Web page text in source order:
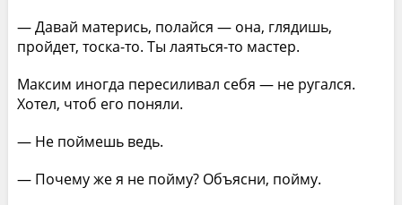
— Давай матерись, полайся — она, глядишь,
пройдет, тоска-то. Ты лаяться-то мастер.
Максим иногда пересиливал себя — не ругался.
Хотел, чтоб его поняли.
— Не поймешь ведь.
— Почему же я не пойму? Объясни, пойму.